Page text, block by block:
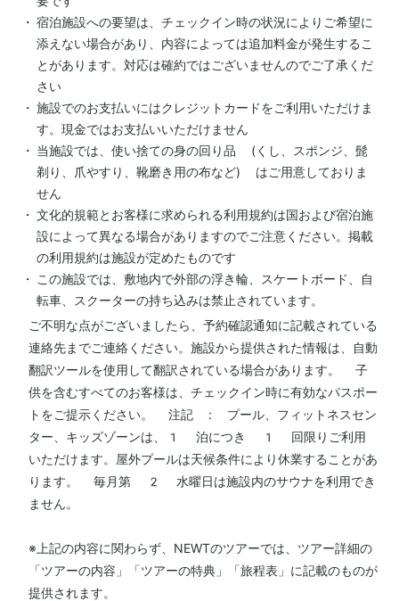
宿泊施設への要望は、チェックイン時の状況によりご希望に
添えない場合があり、内容によっては追加料金が発生するこ
とがあります。対応は確約ではございませんのでご了承くだ
さい
施設でのお支払いにはクレジットカードをご利用いただけま
す。現金ではお支払いいただけません
当施設では、使い捨ての身の回り品 (くし、スポンジ、髭
剃り、爪やすり、靴磨き用の布など) はご用意しておりま
せん
文化的規範とお客様に求められる利用規約は国および宿泊施
設によって異なる場合がありますのでご注意ください。掲載
の利用規約は施設が定めたものです
この施設では、敷地内で外部の浮き輪、スケートボード、自
転車、スクーターの持ち込みは禁止されています。
ご不明な点がございましたら、予約確認通知に記載されている
連絡先までご連絡ください。施設から提供された情報は、自動
翻訳ツールを使用して翻訳されている場合があります。 子
供を含むすべてのお客様は、チェックイン時に有効なパスポー
トをご提示ください。 注記 : プール、フィットネスセン
ター、キッズゾーンは、1 泊につき 1 回限りご利用
いただけます。屋外プールは天候条件により休業することがあ
ります。 毎月第 2 水曜日は施設内のサウナを利用でき
ません。
※上記の内容に関わらず、NEWTのツアーでは、ツアー詳細の
「ツアーの内容」「ツアーの特典」「旅程表」に記載のものが
提供されます。